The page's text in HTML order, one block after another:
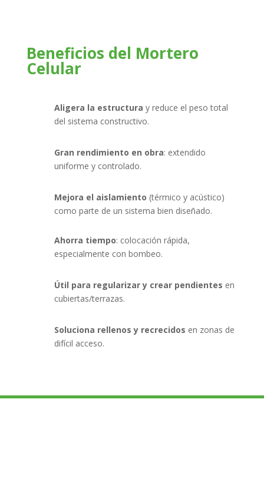
Beneficios del Mortero
Celular
Aligera la estructura y reduce el peso total
del sistema constructivo.
Gran rendimiento en obra: extendido
uniforme y controlado.
Mejora el aislamiento (térmico y acústico)
como parte de un sistema bien diseñado.
Ahorra tiempo: colocación rápida,
especialmente con bombeo.
Útil para regularizar y crear pendientes en
cubiertas/terrazas.
Soluciona rellenos y recrecidos en zonas de
difícil acceso.